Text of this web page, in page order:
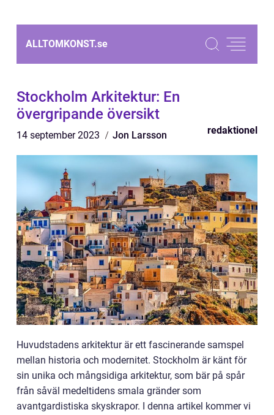
ALLTOMKONST.se
Stockholm Arkitektur: En
övergripande översikt
14 september 2023 Jon Larsson redaktionel
Huvudstadens arkitektur är ett fascinerande samspel
mellan historia och modernitet. Stockholm är känt för
sin unika och mångsidiga arkitektur, som bär på spår
från såväl medeltidens smala gränder som
avantgardistiska skyskrapor. I denna artikel kommer vi